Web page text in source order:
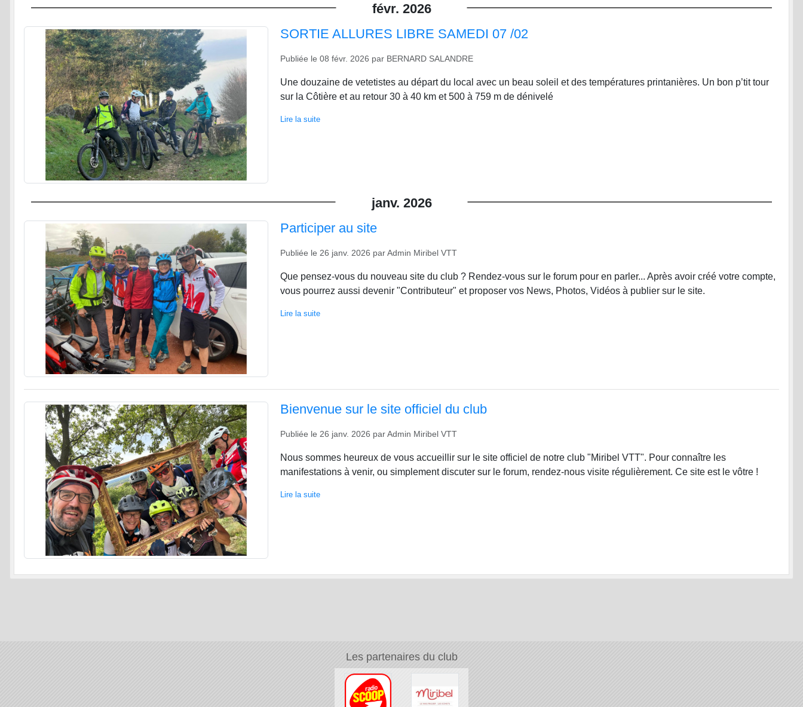
févr. 2026
SORTIE ALLURES LIBRE SAMEDI 07 /02
Publiée le08 févr. 2026 par BERNARD SALANDRE
Une douzaine de vetetistes au départ du local avec un beau soleil et des températures printanières. Un bon p’tit tour
sur la Côtière et au retour 30 à 40 km et 500 à 759 m de dénivelé
Lire la suite
janv. 2026
Participer au site
Publiée le 26 janv. 2026 parAdmin Miribel VTT
Que pensez-vous du nouveau site du club ? Rendez-vous sur le forum pour en parler... Après avoir créé votre compte,
vous pourrez aussi devenir "Contributeur" et proposer vos News, Photos, Vidéos à publier sur le site.
Lire la suite
Bienvenue sur le site officiel du club
Publiée le26 janv. 2026 parAdmin Miribel VTT
Nous sommes heureux de vous accueillir sur le site officiel de notre club "Miribel VTT". Pour connaître les
manifestations à venir, ou simplement discuter sur le forum, rendez-nous visite régulièrement. Ce site est le vôtre !
Lire la suite
Les partenaires du club